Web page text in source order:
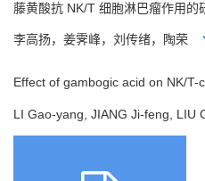
藤黄酸抗 NK/T 细胞淋巴瘤作用的
李高扬，姜霁峰，刘传绪，陶荣
Effect of gambogic acid on NK/T-
LI Gao-yang, JIANG Ji-feng,